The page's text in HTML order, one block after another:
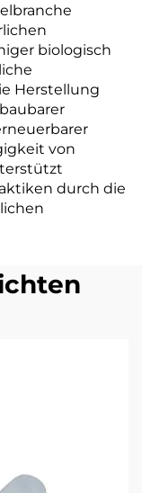
biologisch
Herstellung
von
durch die